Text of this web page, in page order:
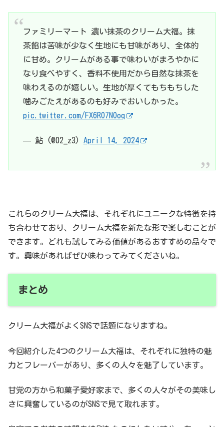
ファミリーマート 濃い抹茶のクリーム大福。抹
茶餡は苦味が少なく生地にも甘味があり、全体的
に甘め。クリームがある事で味わいがまろやかに
なり食べやすく、香料不使用だから自然な抹茶を
味わえるのが嬉しい。生地が厚くてもちもちした
噛みごたえがあるのも好みでおいしかった。
pic.twitter.com/FX6RO7NOoq
— 鮎 (@02_z3) April 14, 2024
これらのクリーム大福は、それぞれにユニークな特徴を持
ち合わせており、クリーム大福を新たな形で楽しむことが
できます。どれも試してみる価値があるおすすめの品々で
す。興味があればぜひ味わってみてくださいね。
まとめ
クリーム大福がよくSNSで話題になりますね。
今回紹介した4つのクリーム大福は、それぞれに独特の魅
力とフレーバーがあり、多くの人々を魅了しています。
甘党の方から和菓子愛好家まで、多くの人々がその美味し
さに興奮しているのがSNSで見て取れます。